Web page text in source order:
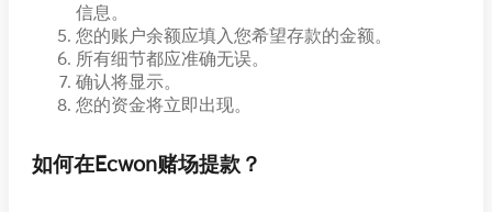
信息。
您的账户余额应填入您希望存款的金额。
所有细节都应准确无误。
确认将显示。
您的资金将立即出现。
如何在Ecwon赌场提款？